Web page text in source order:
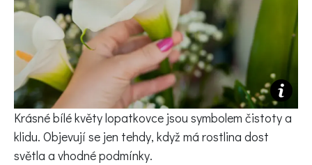
KVÍZY A TESTY
Krásné bílé květy lopatkovce jsou symbolem čistoty a
klidu. Objevují se jen tehdy, když má rostlina dost
světla a vhodné podmínky.